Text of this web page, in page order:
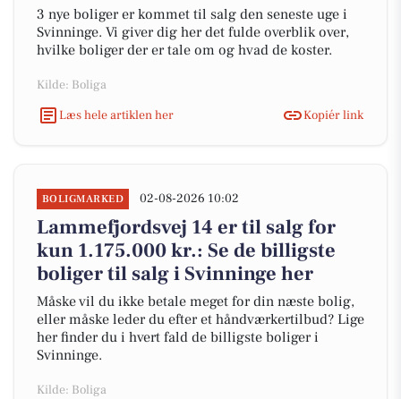
3 nye boliger er kommet til salg den seneste uge i
Svinninge. Vi giver dig her det fulde overblik over,
hvilke boliger der er tale om og hvad de koster.
Kilde: Boliga
Læs hele artiklen her
Kopiér link
BOLIGMARKED 02-08-2026 10:02
Lammefjordsvej 14 er til salg for
kun 1.175.000 kr.: Se de billigste
boliger til salg i Svinninge her
Måske vil du ikke betale meget for din næste bolig,
eller måske leder du efter et håndværkertilbud? Lige
her finder du i hvert fald de billigste boliger i
Svinninge.
Kilde: Boliga